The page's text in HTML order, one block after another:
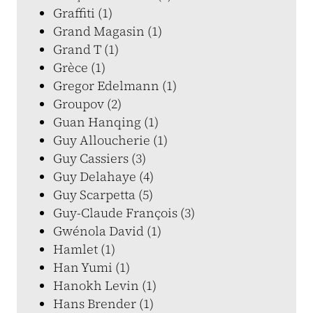
Graffiti (1)
Grand Magasin (1)
Grand T (1)
Grèce (1)
Gregor Edelmann (1)
Groupov (2)
Guan Hanqing (1)
Guy Alloucherie (1)
Guy Cassiers (3)
Guy Delahaye (4)
Guy Scarpetta (5)
Guy-Claude François (3)
Gwénola David (1)
Hamlet (1)
Han Yumi (1)
Hanokh Levin (1)
Hans Brender (1)